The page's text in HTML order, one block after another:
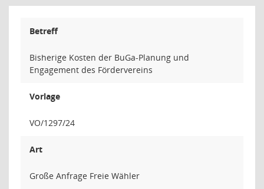
Betreff
Bisherige Kosten der BuGa-Planung und
Engagement des Fördervereins
Vorlage
VO/1297/24
Art
Große Anfrage Freie Wähler